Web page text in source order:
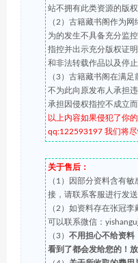
站不拥有此类资源的版权
（2）古籍藏书阁作为
为的发生不具备充分监
指控并出示充分版权证
和非法转载作品以及停
（3）古籍藏书阁在满
不为此向原发布人承担
承担因侵权指控不成立
以上内容如果侵犯了你
qq:122593197 我们将尽
关于售后：
（1）因部分资料含有
接，请联系客服进行发送
（2）如资料存在张冠
可以联系微信：
（3） 不用担心不给资料
看到了都会发给您的！放